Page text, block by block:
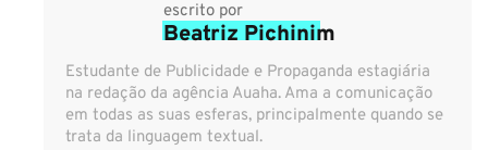
escrito por
Beatriz Pichinim
Estudante de Publicidade e Propaganda estagiária
na redação da agência Auaha. Ama a comunicação
em todas as suas esferas, principalmente quando se
trata da linguagem textual.